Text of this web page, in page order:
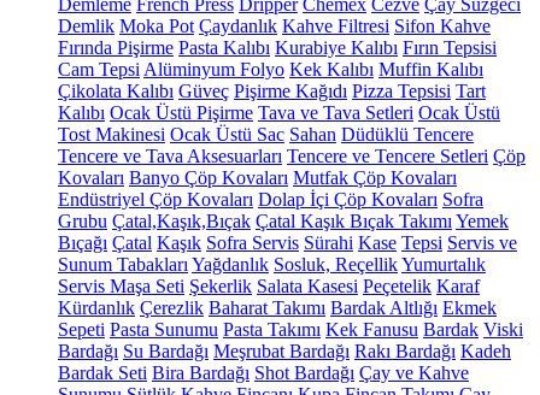
Demleme French Press Dripper Chemex Cezve Çay Süzgeci
Demlik Moka Pot Çaydanlık Kahve Filtresi Sifon Kahve
Fırında Pişirme Pasta Kalıbı Kurabiye Kalıbı Fırın Tepsisi
Cam Tepsi Alüminyum Folyo Kek Kalıbı Muffin Kalıbı
Çikolata Kalıbı Güveç Pişirme Kağıdı Pizza Tepsisi Tart
Kalıbı Ocak Üstü Pişirme Tava ve Tava Setleri Ocak Üstü
Tost Makinesi Ocak Üstü Sac Sahan Düdüklü Tencere
Tencere ve Tava Aksesuarları Tencere ve Tencere Setleri Çöp
Kovaları Banyo Çöp Kovaları Mutfak Çöp Kovaları
Endüstriyel Çöp Kovaları Dolap İçi Çöp Kovaları Sofra
Grubu Çatal,Kaşık,Bıçak Çatal Kaşık Bıçak Takımı Yemek
Bıçağı Çatal Kaşık Sofra Servis Sürahi Kase Tepsi Servis ve
Sunum Tabakları Yağdanlık Sosluk, ReçellikYumurtalık
Servis Maşa Seti Şekerlik Salata Kasesi Peçetelik Karaf
Kürdanlık Çerezlik Baharat Takımı Bardak Altlığı Ekmek
Sepeti Pasta Sunumu Pasta Takımı Kek Fanusu Bardak Viski
Bardağı Su Bardağı Meşrubat Bardağı Rakı Bardağı Kadeh
Bardak Seti Bira Bardağı Shot Bardağı Çay ve Kahve